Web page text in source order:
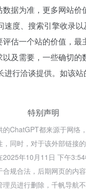
据为准，更多网站价
速度、搜索引擎收录
估一个站的价值，最
及需要，一些确切的
进行洽谈提供。如该
特别声明
的ChatGPT都来源于网络
，同时，对于该外部链接
2025年10月11日 下午
合规合法，后期网页的内
员进行删除，千帆导航不